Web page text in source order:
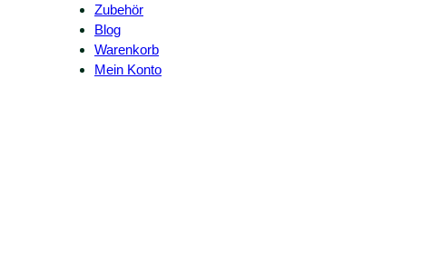
Zubehör
Blog
Warenkorb
Mein Konto